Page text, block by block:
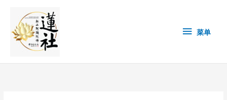
content
单 菜单